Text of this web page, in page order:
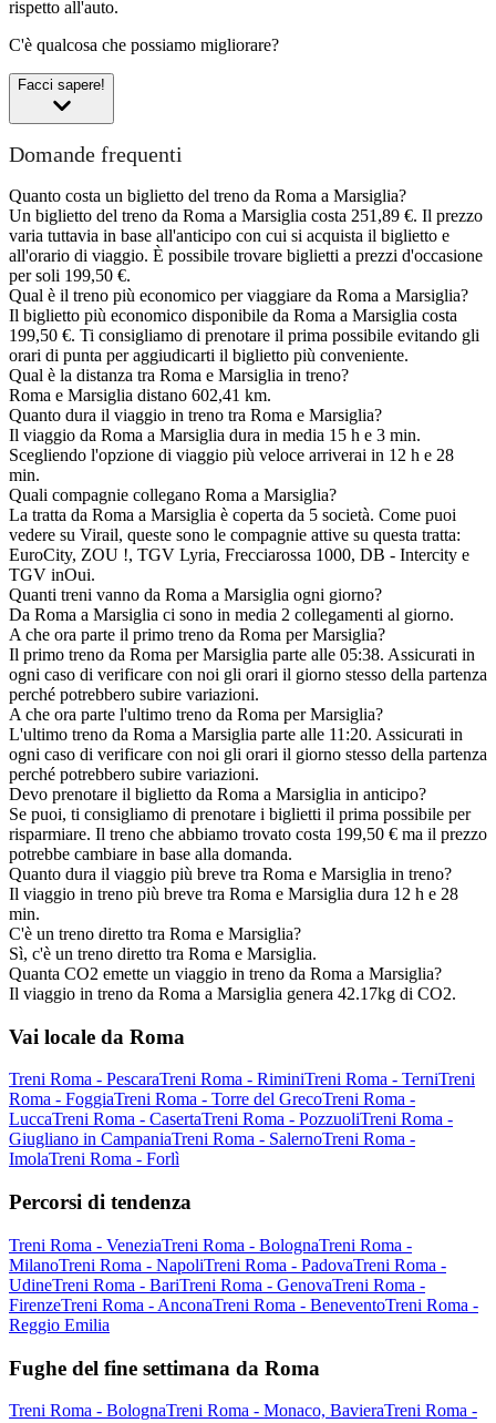
rispetto all'auto.
C'è qualcosa che possiamo migliorare?
Facci sapere!
Domande frequenti
Quanto costa un biglietto del treno da Roma a Marsiglia?
Un biglietto del treno da Roma a Marsiglia costa 251,89 €. Il prezzo
varia tuttavia in base all'anticipo con cui si acquista il biglietto e
all'orario di viaggio. È possibile trovare biglietti a prezzi d'occasione
per soli 199,50 €.
Qual è il treno più economico per viaggiare da Roma a Marsiglia?
Il biglietto più economico disponibile da Roma a Marsiglia costa
199,50 €. Ti consigliamo di prenotare il prima possibile evitando gli
orari di punta per aggiudicarti il biglietto più conveniente.
Qual è la distanza tra Roma e Marsiglia in treno?
Roma e Marsiglia distano 602,41 km.
Quanto dura il viaggio in treno tra Roma e Marsiglia?
Il viaggio da Roma a Marsiglia dura in media 15 h e 3 min.
Scegliendo l'opzione di viaggio più veloce arriverai in 12 h e 28
min.
Quali compagnie collegano Roma a Marsiglia?
La tratta da Roma a Marsiglia è coperta da 5 società. Come puoi
vedere su Virail, queste sono le compagnie attive su questa tratta:
EuroCity, ZOU !, TGV Lyria, Frecciarossa 1000, DB - Intercity e
TGV inOui.
Quanti treni vanno da Roma a Marsiglia ogni giorno?
Da Roma a Marsiglia ci sono in media 2 collegamenti al giorno.
A che ora parte il primo treno da Roma per Marsiglia?
Il primo treno da Roma per Marsiglia parte alle 05:38. Assicurati in
ogni caso di verificare con noi gli orari il giorno stesso della partenza
perché potrebbero subire variazioni.
A che ora parte l'ultimo treno da Roma per Marsiglia?
L'ultimo treno da Roma a Marsiglia parte alle 11:20. Assicurati in
ogni caso di verificare con noi gli orari il giorno stesso della partenza
perché potrebbero subire variazioni.
Devo prenotare il biglietto da Roma a Marsiglia in anticipo?
Se puoi, ti consigliamo di prenotare i biglietti il prima possibile per
risparmiare. Il treno che abbiamo trovato costa 199,50 € ma il prezzo
potrebbe cambiare in base alla domanda.
Quanto dura il viaggio più breve tra Roma e Marsiglia in treno?
Il viaggio in treno più breve tra Roma e Marsiglia dura 12 h e 28
min.
C'è un treno diretto tra Roma e Marsiglia?
Sì, c'è un treno diretto tra Roma e Marsiglia.
Quanta CO2 emette un viaggio in treno da Roma a Marsiglia?
Il viaggio in treno da Roma a Marsiglia genera 42.17kg di CO2.
Vai locale da Roma
Treni Roma - PescaraTreni Roma - RiminiTreni Roma - TerniTreni
Roma - FoggiaTreni Roma - Torre del GrecoTreni Roma -
LuccaTreni Roma - CasertaTreni Roma - PozzuoliTreni Roma -
Giugliano in CampaniaTreni Roma - SalernoTreni Roma -
ImolaTreni Roma - Forlì
Percorsi di tendenza
Treni Roma - VeneziaTreni Roma - BolognaTreni Roma -
MilanoTreni Roma - NapoliTreni Roma - PadovaTreni Roma -
UdineTreni Roma - BariTreni Roma - GenovaTreni Roma -
FirenzeTreni Roma - AnconaTreni Roma - BeneventoTreni Roma -
Reggio Emilia
Fughe del fine settimana da Roma
Treni Roma - BolognaTreni Roma - Monaco, BavieraTreni Roma -